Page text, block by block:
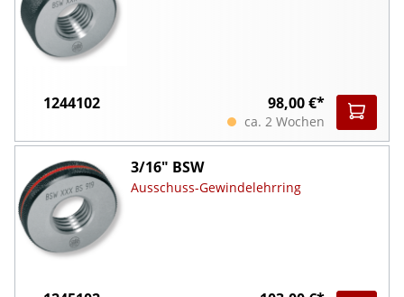
1244102 98,00 €*
ca. 2 Wochen
3/16" BSW
Ausschuss-Gewindelehrring